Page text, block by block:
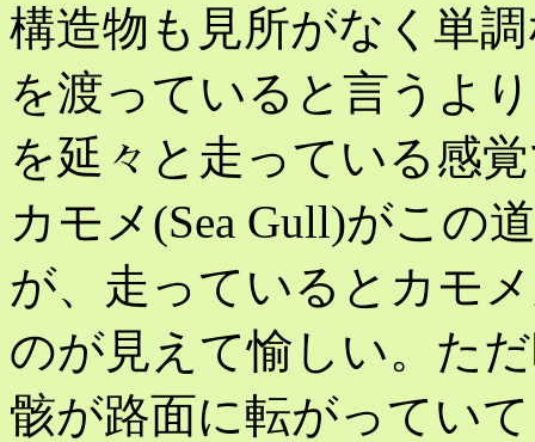
構造物も見所がなく単
を渡っていると言うよ
を延々と走っている感
カモメ(Sea Gull)がこの
が、走っているとカモ
のが見えて愉しい。た
骸が路面に転がってい